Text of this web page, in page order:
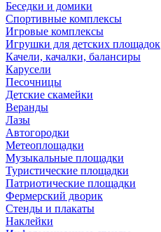
Беседки и домики
Спортивные комплексы
Игровые комплексы
Игрушки для детских площадок
Качели, качалки, балансиры
Карусели
Песочницы
Детские скамейки
Веранды
Лазы
Автогородки
Метеоплощадки
Музыкальные площадки
Туристические площадки
Патриотические площадки
Фермерский дворик
Стенды и плакаты
Наклейки